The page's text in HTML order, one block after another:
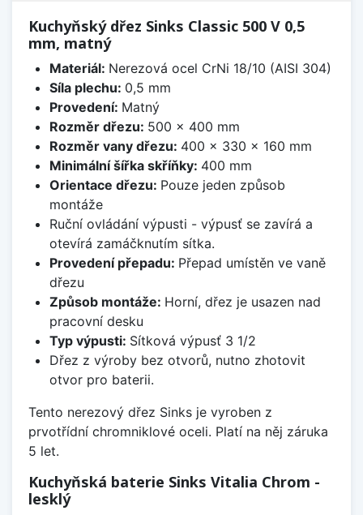
Kuchyňský dřez Sinks Classic 500 V 0,5
mm, matný
Materiál: Nerezová ocel CrNi 18/10 (AISI 304)
Síla plechu: 0,5 mm
Provedení: Matný
Rozměr dřezu: 500 x 400 mm
Rozměr vany dřezu: 400 x 330 x 160 mm
Minimální šířka skříňky: 400 mm
Orientace dřezu: Pouze jeden způsob
montáže
Ruční ovládání výpusti - výpusť se zavírá a
otevírá zamáčknutím sítka.
Provedení přepadu: Přepad umístěn ve vaně
dřezu
Způsob montáže: Horní, dřez je usazen nad
pracovní desku
Typ výpusti: Sítková výpusť 3 1/2
Dřez z výroby bez otvorů, nutno zhotovit
otvor pro baterii.
Tento nerezový dřez Sinks je vyroben z
prvotřídní chromniklové oceli. Platí na něj záruka
5 let.
Kuchyňská baterie Sinks Vitalia Chrom -
lesklý